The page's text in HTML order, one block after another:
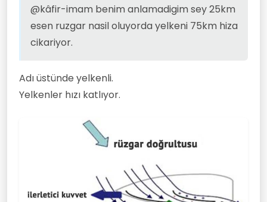
@kâfir-imam benim anlamadigim sey 25km
esen ruzgar nasil oluyorda yelkeni 75km hiza
cikariyor.
Adı üstünde yelkenli.
Yelkenler hızı katlıyor.